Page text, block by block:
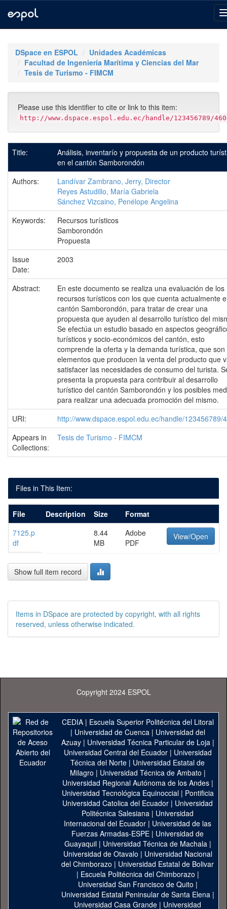
navigationDSpace en ESPOL
Unidades Académicas
Facultad de Ingeniería Marítima y Ciencias del Mar
Tesis de Turismo - FIMCM
Please use this identifier to cite or link to this item:
http://www.dspace.espol.edu.ec/handle/123456789/
Title:
Análisis, inventarío y propuesta de un producto
en el cantón Samborondón
Authors:
Landívar Zambrano, Jerry, Director
Reyes Astudillo, María Gabriela
Sánchez Vizcaino, Penélope Angelina
Keywords:
Recursos turísticos
Samborondón
Propuesta
Issue
Date:
2003
Abstract:
En este documento se realiza una evaluación de los
recursos turísticos con los que cuenta actualmente
cantón Samborondón, para tratar de crear una
propuesta que ayuden al desarrollo turístico del
Se efectúa un estudio basado en aspectos
turísticos y socio-económicos del cantón, esto
comprende la oferta y la demanda turística, que son
elementos que producen la venta del producto que
satisfacer las necesidades de consumo del turista.
presenta la propuesta para contribuir al desarrollo
turístico del cantón Samborondón y los posibles
para realizar una adecuada promoción del mismo.
URI:
http://www.dspace.espol.edu.ec/handle/123456789/
Appears in
Collections:
Tesis de Turismo - FIMCM
Files in This Item:
File Description Size
Format
7125.p
df
8.44
MB
Adobe
PDF
View/Open
Show full item record
Items in DSpace are protected by copyright, with all rights
reserved, unless otherwise indicated.
Copyright 2024 ESPOL
CEDIA| Escuela Superior Politécnica del Litoral
| Universidad de Cuenca| Universidad del
Azuay| Universidad Técnica Particular de Loja|
Universidad Central del Ecuador| Universidad
Técnica del Norte | Universidad Estatal de
Milagro | Universidad Técnica de Ambato |
Universidad Regional Autónoma de los Andes|
Universidad Tecnológica Equinoccial| Pontificia
Universidad Catolica del Ecuador | Universidad
Politécnica Salesiana | Universidad
Internacional del Ecuador | Universidad de las
Fuerzas Armadas-ESPE | Universidad de
Guayaquil| Universidad Técnica de Machala|
Universidad de Otavalo | Universidad Nacional
del Chimborazo | Universidad Estatal de Bolivar
| Escuela Politécnica del Chimborazo |
Universidad San Francisco de Quito |
Universidad Estatal Peninsular de Santa Elena|
Universidad Casa Grande | Universidad